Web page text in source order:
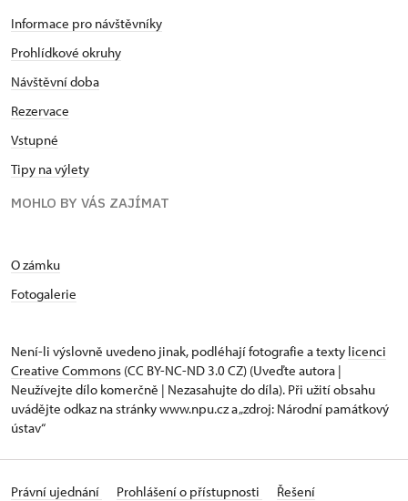
Informace pro návštěvníky
Prohlídkové okruhy
Návštěvní doba
Rezervace
Vstupné
Tipy na výlety
MOHLO BY VÁS ZAJÍMAT
O zámku
Fotogalerie
Není-li výslovně uvedeno jinak, podléhají fotografie a texty licenci
Creative Commons (CC BY-NC-ND 3.0 CZ) (Uveďte autora |
Neužívejte dílo komerčně | Nezasahujte do díla). Při užití obsahu
uvádějte odkaz na stránky www.npu.cz a „zdroj: Národní památkový
ústav“
Právní ujednání Prohlášení o přístupnosti Řešení